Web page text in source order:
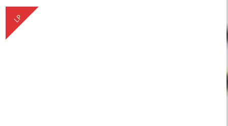
LP